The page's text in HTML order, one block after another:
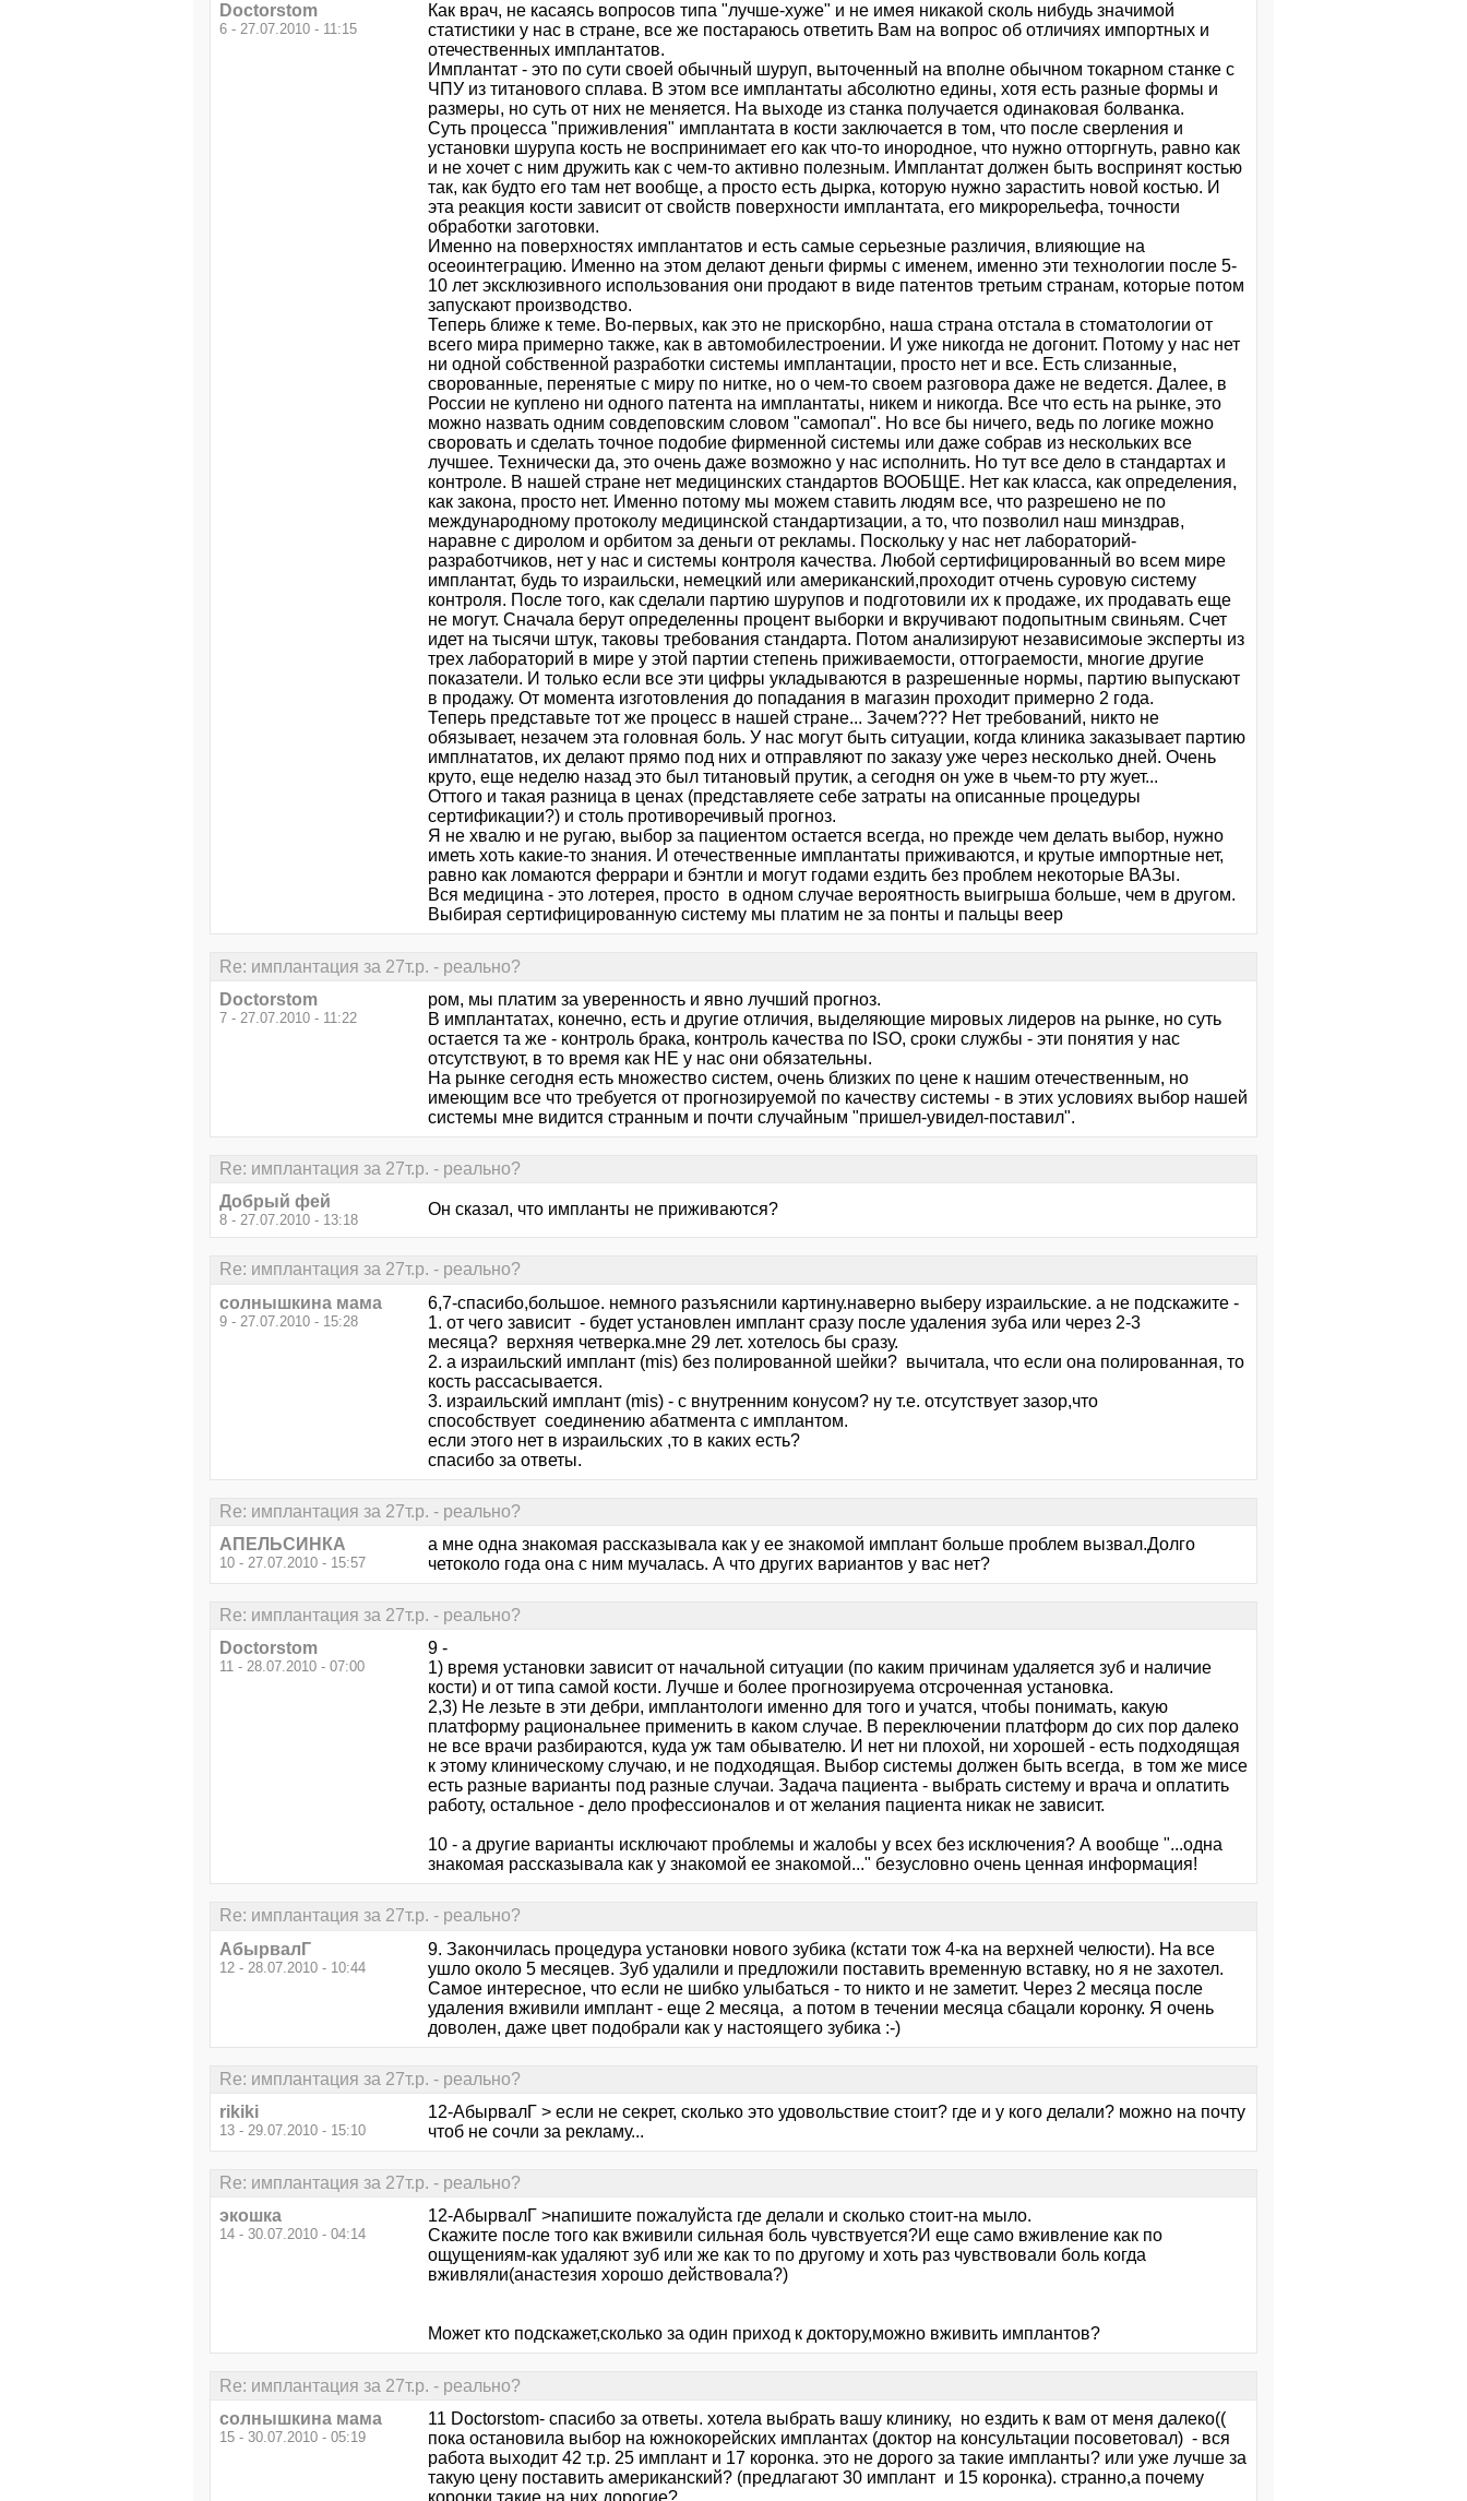
Doctorstom
6 - 27.07.2010 - 11:15
Как врач, не касаясь вопросов типа "лучше-хуже" и не имея никакой сколь нибудь значимой
статистики у нас в стране, все же постараюсь ответить Вам на вопрос об отличиях импортных и
отечественных имплантатов.
Имплантат - это по сути своей обычный шуруп, выточенный на вполне обычном токарном станке с
ЧПУ из титанового сплава. В этом все имплантаты абсолютно едины, хотя есть разные формы и
размеры, но суть от них не меняется. На выходе из станка получается одинаковая болванка.
Суть процесса "приживления" имплантата в кости заключается в том, что после сверления и
установки шурупа кость не воспринимает его как что-то инородное, что нужно отторгнуть, равно как
и не хочет с ним дружить как с чем-то активно полезным. Имплантат должен быть воспринят костью
так, как будто его там нет вообще, а просто есть дырка, которую нужно зарастить новой костью. И
эта реакция кости зависит от свойств поверхности имплантата, его микрорельефа, точности
обработки заготовки.
Именно на поверхностях имплантатов и есть самые серьезные различия, влияющие на
осеоинтеграцию. Именно на этом делают деньги фирмы с именем, именно эти технологии после 5-
10 лет эксклюзивного использования они продают в виде патентов третьим странам, которые потом
запускают производство.
Теперь ближе к теме. Во-первых, как это не прискорбно, наша страна отстала в стоматологии от
всего мира примерно также, как в автомобилестроении. И уже никогда не догонит. Потому у нас нет
ни одной собственной разработки системы имплантации, просто нет и все. Есть слизанные,
сворованные, перенятые с миру по нитке, но о чем-то своем разговора даже не ведется. Далее, в
России не куплено ни одного патента на имплантаты, никем и никогда. Все что есть на рынке, это
можно назвать одним совдеповским словом "самопал". Но все бы ничего, ведь по логике можно
своровать и сделать точное подобие фирменной системы или даже собрав из нескольких все
лучшее. Технически да, это очень даже возможно у нас исполнить. Но тут все дело в стандартах и
контроле. В нашей стране нет медицинских стандартов ВООБЩЕ. Нет как класса, как определения,
как закона, просто нет. Именно потому мы можем ставить людям все, что разрешено не по
международному протоколу медицинской стандартизации, а то, что позволил наш минздрав,
наравне с диролом и орбитом за деньги от рекламы. Поскольку у нас нет лабораторий-
разработчиков, нет у нас и системы контроля качества. Любой сертифицированный во всем мире
имплантат, будь то израильски, немецкий или американский,проходит отчень суровую систему
контроля. После того, как сделали партию шурупов и подготовили их к продаже, их продавать еще
не могут. Сначала берут определенны процент выборки и вкручивают подопытным свиньям. Счет
идет на тысячи штук, таковы требования стандарта. Потом анализируют независимоые эксперты из
трех лабораторий в мире у этой партии степень приживаемости, оттограемости, многие другие
показатели. И только если все эти цифры укладываются в разрешенные нормы, партию выпускают
в продажу. От момента изготовления до попадания в магазин проходит примерно 2 года.
Теперь представьте тот же процесс в нашей стране... Зачем??? Нет требований, никто не
обязывает, незачем эта головная боль. У нас могут быть ситуации, когда клиника заказывает партию
имплнататов, их делают прямо под них и отправляют по заказу уже через несколько дней. Очень
круто, еще неделю назад это был титановый прутик, а сегодня он уже в чьем-то рту жует...
Оттого и такая разница в ценах (представляете себе затраты на описанные процедуры
сертификации?) и столь противоречивый прогноз.
Я не хвалю и не ругаю, выбор за пациентом остается всегда, но прежде чем делать выбор, нужно
иметь хоть какие-то знания. И отечественные имплантаты приживаются, и крутые импортные нет,
равно как ломаются феррари и бэнтли и могут годами ездить без проблем некоторые ВАЗы.
Вся медицина - это лотерея, просто в одном случае вероятность выигрыша больше, чем в другом.
Выбирая сертифицированную систему мы платим не за понты и пальцы веер
Re: имплантация за 27т.р. - реально?
Doctorstom
7 - 27.07.2010 - 11:22
ром, мы платим за уверенность и явно лучший прогноз.
В имплантатах, конечно, есть и другие отличия, выделяющие мировых лидеров на рынке, но суть
остается та же - контроль брака, контроль качества по ISO, сроки службы - эти понятия у нас
отсутствуют, в то время как НЕ у нас они обязательны.
На рынке сегодня есть множество систем, очень близких по цене к нашим отечественным, но
имеющим все что требуется от прогнозируемой по качеству системы - в этих условиях выбор нашей
системы мне видится странным и почти случайным "пришел-увидел-поставил".
Re: имплантация за 27т.р. - реально?
Добрый фей
8 - 27.07.2010 - 13:18
Он сказал, что импланты не приживаются?
Re: имплантация за 27т.р. - реально?
солнышкина мама
9 - 27.07.2010 - 15:28
6,7-спасибо,большое. немного разъяснили картину.наверно выберу израильские. а не подскажите -
1. от чего зависит - будет установлен имплант сразу после удаления зуба или через 2-3
месяца? верхняя четверка.мне 29 лет. хотелось бы сразу.
2. а израильский имплант (mis) без полированной шейки? вычитала, что если она полированная, то
кость рассасывается.
3. израильский имплант (mis) - с внутренним конусом? ну т.е. отсутствует зазор,что
способствует соединению абатмента с имплантом.
если этого нет в израильских ,то в каких есть?
спасибо за ответы.
Re: имплантация за 27т.р. - реально?
АПЕЛЬСИНКА
10 - 27.07.2010 - 15:57
а мне одна знакомая рассказывала как у ее знакомой имплант больше проблем вызвал.Долго
четоколо года она с ним мучалась. А что других вариантов у вас нет?
Re: имплантация за 27т.р. - реально?
Doctorstom
11 - 28.07.2010 - 07:00
9 -
1) время установки зависит от начальной ситуации (по каким причинам удаляется зуб и наличие
кости) и от типа самой кости. Лучше и более прогнозируема отсроченная установка.
2,3) Не лезьте в эти дебри, имплантологи именно для того и учатся, чтобы понимать, какую
платформу рациональнее применить в каком случае. В переключении платформ до сих пор далеко
не все врачи разбираются, куда уж там обывателю. И нет ни плохой, ни хорошей - есть подходящая
к этому клиническому случаю, и не подходящая. Выбор системы должен быть всегда, в том же мисе
есть разные варианты под разные случаи. Задача пациента - выбрать систему и врача и оплатить
работу, остальное - дело профессионалов и от желания пациента никак не зависит.
10 - а другие варианты исключают проблемы и жалобы у всех без исключения? А вообще "...одна
знакомая рассказывала как у знакомой ее знакомой..." безусловно очень ценная информация!
Re: имплантация за 27т.р. - реально?
АбырвалГ
12 - 28.07.2010 - 10:44
9. Закончилась процедура установки нового зубика (кстати тож 4-ка на верхней челюсти). На все
ушло около 5 месяцев. Зуб удалили и предложили поставить временную вставку, но я не захотел.
Самое интересное, что если не шибко улыбаться - то никто и не заметит. Через 2 месяца после
удаления вживили имплант - еще 2 месяца, а потом в течении месяца сбацали коронку. Я очень
доволен, даже цвет подобрали как у настоящего зубика :-)
Re: имплантация за 27т.р. - реально?
rikiki
13 - 29.07.2010 - 15:10
12-АбырвалГ > если не секрет, сколько это удовольствие стоит? где и у кого делали? можно на почту
чтоб не сочли за рекламу...
Re: имплантация за 27т.р. - реально?
экошка
14 - 30.07.2010 - 04:14
12-АбырвалГ >напишите пожалуйста где делали и сколько стоит-на мыло.
Скажите после того как вживили сильная боль чувствуется?И еще само вживление как по
ощущениям-как удаляют зуб или же как то по другому и хоть раз чувствовали боль когда
вживляли(анастезия хорошо действовала?)
Может кто подскажет,сколько за один приход к доктору,можно вживить имплантов?
Re: имплантация за 27т.р. - реально?
солнышкина мама
15 - 30.07.2010 - 05:19
11 Doctorstom- спасибо за ответы. хотела выбрать вашу клинику, но ездить к вам от меня далеко((
пока остановила выбор на южнокорейских имплантах (доктор на консультации посоветовал) - вся
работа выходит 42 т.р. 25 имплант и 17 коронка. это не дорого за такие импланты? или уже лучше за
такую цену поставить американский? (предлагают 30 имплант и 15 коронка). странно,а почему
коронки такие на них дорогие?